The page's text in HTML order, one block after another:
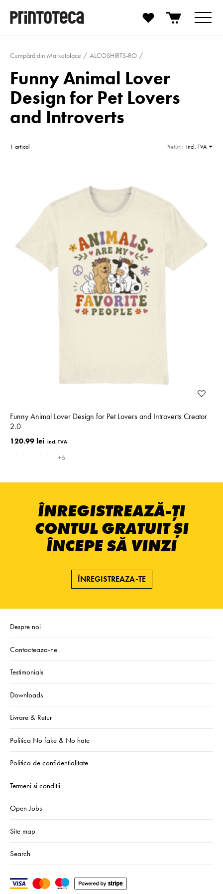
Cumpără din Marketplace ALCOSHIRTS-RO
Funny Animal Lover
Design for Pet Lovers
and Introverts
1 articol Preturi: incl. TVA
Funny Animal Lover Design for Pet Lovers and Introverts Creator
2.0
120.99 lei
+6
ÎNREGISTREAZĂ-ȚI
CONTUL GRATUIT ȘI
ÎNCEPE SĂ VINZI
ÎNREGISTREAZA-TE
Despre noi
Contacteaza-ne
Testimonials
Downloads
Livrare & Retur
Politica No fake & No hate
Politica de confidentialitate
Termeni si conditii
Open Jobs
Site map
Search